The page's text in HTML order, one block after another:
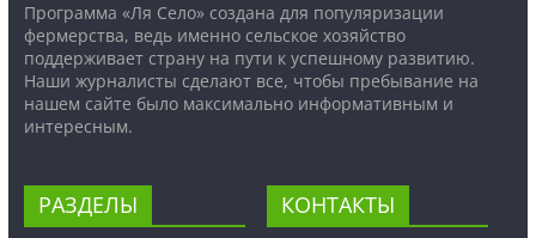
Программа «Ля Село» создана для популяризации
фермерства, ведь именно сельское хозяйство
поддерживает страну на пути к успешному развитию.
Наши журналисты сделают все, чтобы пребывание на
нашем сайте было максимально информативным и
интересным.
РАЗДЕЛЫ КОНТАКТЫ